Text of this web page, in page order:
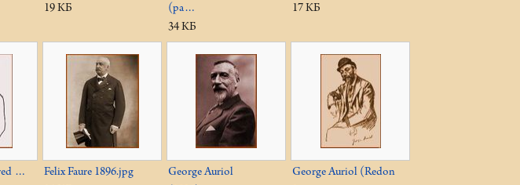
19 КБ
(pa…
34 КБ
17 КБ
…
Felix Faure 1896.jpg
George Auriol
George Auriol (Redon